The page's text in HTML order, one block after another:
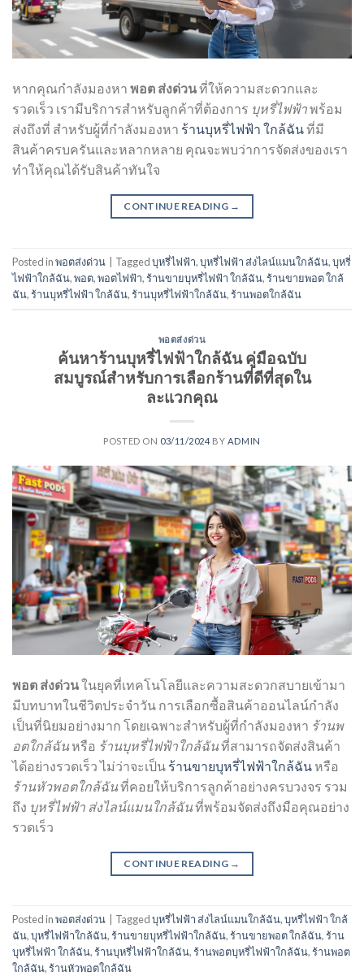
หากคุณกำลังมองหา พอต ส่งด่วนที่ให้ความสะดวกและ
รวดเร็ว เรามีบริการสำหรับลูกค้าที่ต้องการ บุหรี่ไฟฟ้าพร้อม
ส่งถึงที่ สำหรับผู้ที่กำลังมองหา ร้านบุหรี่ไฟฟ้า ใกล้ฉันที่มี
สินค้าครบครันและหลากหลาย คุณจะพบว่าการจัดส่งของเรา
ทำให้คุณได้รับสินค้าทันใจ
CONTINUE READING →
Posted inพอตส่งด่วน Taggedบุหรี่ไฟฟ้า,บุหรี่ไฟฟ้า ส่งไลน์แมนใกล้ฉัน,บุหรี่
ไฟฟ้าใกล้ฉัน,พอต,พอตไฟฟ้า,ร้านขายบุหรี่ไฟฟ้า ใกล้ฉัน,ร้านขายพอต ใกล้
ฉัน,ร้านบุหรี่ไฟฟ้า ใกล้ฉัน,ร้านบุหรี่ไฟฟ้าใกล้ฉัน,ร้านพอตใกล้ฉัน
พอตส่งด่วน
ค้นหาร้านบุหรี่ไฟฟ้าใกล้ฉัน คู่มือฉบับ
สมบูรณ์สำหรับการเลือกร้านที่ดีที่สุดใน
ละแวกคุณ
POSTED ON 03/11/2024 BY ADMIN
พอต ส่งด่วนในยุคที่เทคโนโลยีและความสะดวกสบายเข้ามา
มีบทบาทในชีวิตประจำวัน การเลือกซื้อสินค้าออนไลน์กำลัง
เป็นที่นิยมอย่างมาก โดยเฉพาะสำหรับผู้ที่กำลังมองหา ร้านพ
อตใกล้ฉัน หรือ ร้านบุหรี่ไฟฟ้าใกล้ฉันที่สามารถจัดส่งสินค้า
ได้อย่างรวดเร็ว ไม่ว่าจะเป็น ร้านขายบุหรี่ไฟฟ้าใกล้ฉัน หรือ
ร้านหัวพอตใกล้ฉันที่คอยให้บริการลูกค้าอย่างครบวงจร รวม
ถึง บุหรี่ไฟฟ้า ส่งไลน์แมนใกล้ฉันที่พร้อมจัดส่งถึงมือคุณอย่าง
รวดเร็ว
CONTINUE READING →
Posted inพอตส่งด่วน Taggedบุหรี่ไฟฟ้า ส่งไลน์แมนใกล้ฉัน,บุหรี่ไฟฟ้า ใกล้
ฉัน,บุหรี่ไฟฟ้าใกล้ฉัน,ร้านขายบุหรี่ไฟฟ้าใกล้ฉัน,ร้านขายพอต ใกล้ฉัน,ร้าน
บุหรี่ไฟฟ้า ใกล้ฉัน,ร้านบุหรี่ไฟฟ้าใกล้ฉัน,ร้านพอตบุหรี่ไฟฟ้าใกล้ฉัน,ร้านพอต
ใกล้ฉัน,ร้านหัวพอตใกล้ฉัน